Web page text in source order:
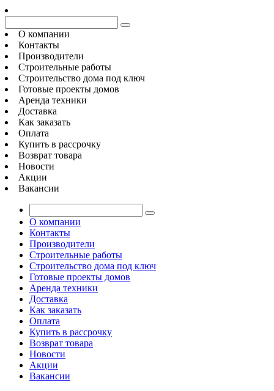
О компании
Контакты
Производители
Строительные работы
Строительство дома под ключ
Готовые проекты домов
Аренда техники
Доставка
Как заказать
Оплата
Купить в рассрочку
Возврат товара
Новости
Акции
Вакансии
О компании
Контакты
Производители
Строительные работы
Строительство дома под ключ
Готовые проекты домов
Аренда техники
Доставка
Как заказать
Оплата
Купить в рассрочку
Возврат товара
Новости
Акции
Вакансии